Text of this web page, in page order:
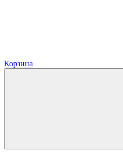
Корзина